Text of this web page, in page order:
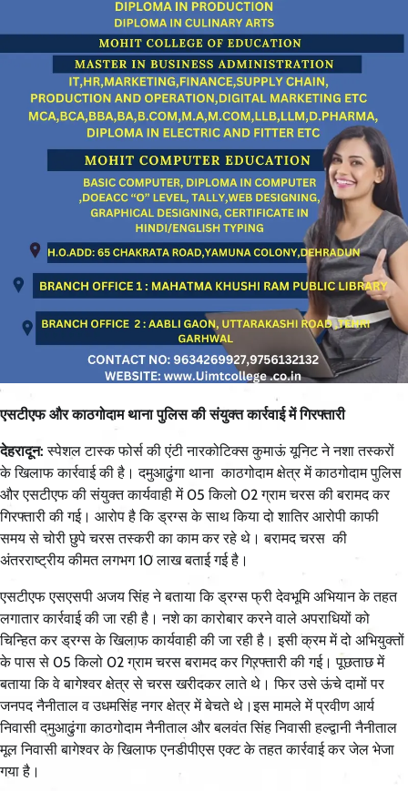
एसटीएफ और काठगोदाम थाना पुलिस की संयुक्त कार्रवाई में गिरफ्तारी
देहरादून: स्पेशल टास्क फोर्स की एंटी नारकोटिक्स कुमाऊं यूनिट ने नशा तस्करों
के खिलाफ कार्रवाई की है। दमुआढुंगा थाना काठगोदाम क्षेत्र में काठगोदाम पुलिस
और एसटीएफ की संयुक्त कार्यवाही में 05 किलो 02 ग्राम चरस की बरामद कर
गिरफ्तारी की गई। आरोप है कि ड्रग्स के साथ किया दो शातिर आरोपी काफी
समय से चोरी छुपे चरस तस्करी का काम कर रहे थे। बरामद चरस की
अंतरराष्ट्रीय कीमत लगभग 10 लाख बताई गई है।
एसटीएफ एसएसपी अजय सिंह ने बताया कि ड्रग्स फ्री देवभूमि अभियान के तहत
लगातार कार्रवाई की जा रही है। नशे का कारोबार करने वाले अपराधियों को
चिन्हित कर ड्रग्स के खिलाफ कार्यवाही की जा रही है। इसी क्रम में दो अभियुक्तों
के पास से 05 किलो 02 ग्राम चरस बरामद कर गिरफ्तारी की गई। पूछताछ में
बताया कि वे बागेश्वर क्षेत्र से चरस खरीदकर लाते थे। फिर उसे ऊंचे दामों पर
जनपद नैनीताल व उधमसिंह नगर क्षेत्र में बेचते थे।इस मामले में प्रवीण आर्य
निवासी दमुआढुंगा काठगोदाम नैनीताल और बलवंत सिंह निवासी हल्द्वानी नैनीताल
मूल निवासी बागेश्वर के खिलाफ एनडीपीएस एक्ट के तहत कार्रवाई कर जेल भेजा
गया है।